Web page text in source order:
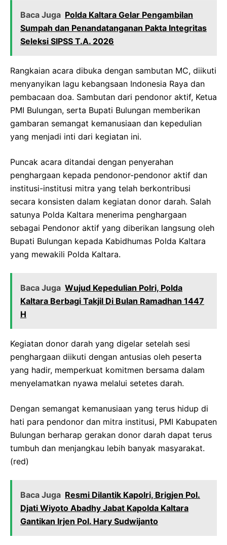
Baca Juga Polda Kaltara Gelar Pengambilan
Sumpah dan Penandatanganan Pakta Integritas
Seleksi SIPSS T.A. 2026
Rangkaian acara dibuka dengan sambutan MC, diikuti
menyanyikan lagu kebangsaan Indonesia Raya dan
pembacaan doa. Sambutan dari pendonor aktif, Ketua
PMI Bulungan, serta Bupati Bulungan memberikan
gambaran semangat kemanusiaan dan kepedulian
yang menjadi inti dari kegiatan ini.
Puncak acara ditandai dengan penyerahan
penghargaan kepada pendonor-pendonor aktif dan
institusi-institusi mitra yang telah berkontribusi
secara konsisten dalam kegiatan donor darah. Salah
satunya Polda Kaltara menerima penghargaan
sebagai Pendonor aktif yang diberikan langsung oleh
Bupati Bulungan kepada Kabidhumas Polda Kaltara
yang mewakili Polda Kaltara.
Baca Juga Wujud Kepedulian Polri, Polda
Kaltara Berbagi Takjil Di Bulan Ramadhan 1447
H
Kegiatan donor darah yang digelar setelah sesi
penghargaan diikuti dengan antusias oleh peserta
yang hadir, memperkuat komitmen bersama dalam
menyelamatkan nyawa melalui setetes darah.
Dengan semangat kemanusiaan yang terus hidup di
hati para pendonor dan mitra institusi, PMI Kabupaten
Bulungan berharap gerakan donor darah dapat terus
tumbuh dan menjangkau lebih banyak masyarakat.
(red)
Baca Juga Resmi Dilantik Kapolri, Brigjen Pol.
Djati Wiyoto Abadhy Jabat Kapolda Kaltara
Gantikan Irjen Pol. Hary Sudwijanto